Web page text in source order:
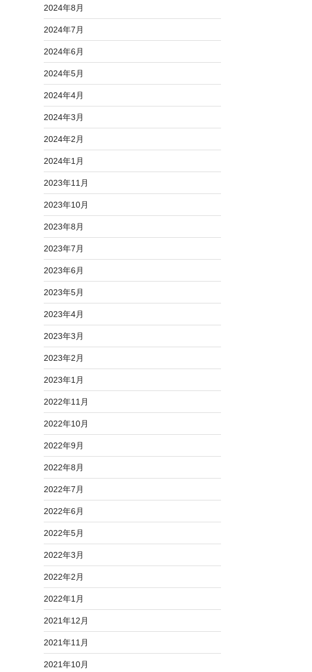
2024年8月
2024年7月
2024年6月
2024年5月
2024年4月
2024年3月
2024年2月
2024年1月
2023年11月
2023年10月
2023年8月
2023年7月
2023年6月
2023年5月
2023年4月
2023年3月
2023年2月
2023年1月
2022年11月
2022年10月
2022年9月
2022年8月
2022年7月
2022年6月
2022年5月
2022年3月
2022年2月
2022年1月
2021年12月
2021年11月
2021年10月